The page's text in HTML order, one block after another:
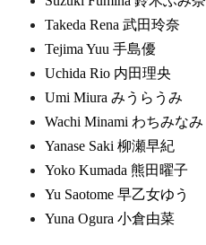
Takeda Rena 武田玲奈
Tejima Yuu 手島優
Uchida Rio 内田理央
Umi Miura みうらうみ
Wachi Minami わちみなみ
Yanase Saki 柳瀬早紀
Yoko Kumada 熊田曜子
Yu Saotome 早乙女ゆう
Yuna Ogura 小倉由菜